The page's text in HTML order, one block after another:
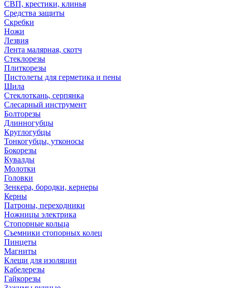
СВП, крестики, клинья
Средства защиты
Скребки
Ножи
Лезвия
Лента малярная, скотч
Стеклорезы
Плиткорезы
Пистолеты для герметика и пены
Шила
Стеклоткань, серпянка
Слесарный инструмент
Болторезы
Длинногубцы
Круглогубцы
Тонкогубцы, утконосы
Бокорезы
Кувалды
Молотки
Головки
Зенкера, бородки, кернеры
Керны
Патроны, переходники
Ножницы электрика
Стопорные кольца
Съемники стопорных колец
Пинцеты
Магниты
Клещи для изоляции
Кабелерезы
Гайкорезы